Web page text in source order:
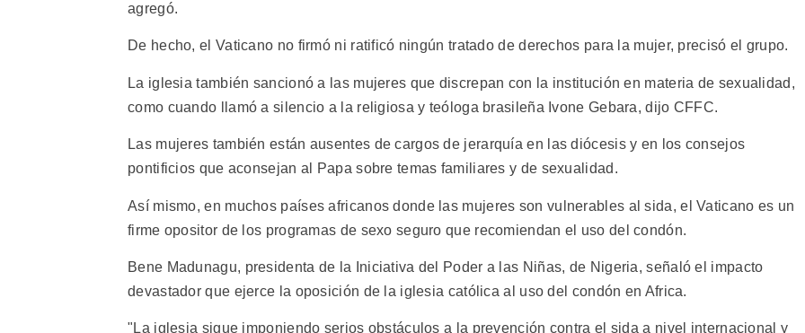
agregó.
De hecho, el Vaticano no firmó ni ratificó ningún tratado de derechos para la mujer, precisó el grupo.
La iglesia también sancionó a las mujeres que discrepan con la institución en materia de sexualidad,
como cuando llamó a silencio a la religiosa y teóloga brasileña Ivone Gebara, dijo CFFC.
Las mujeres también están ausentes de cargos de jerarquía en las diócesis y en los consejos
pontificios que aconsejan al Papa sobre temas familiares y de sexualidad.
Así mismo, en muchos países africanos donde las mujeres son vulnerables al sida, el Vaticano es un
firme opositor de los programas de sexo seguro que recomiendan el uso del condón.
Bene Madunagu, presidenta de la Iniciativa del Poder a las Niñas, de Nigeria, señaló el impacto
devastador que ejerce la oposición de la iglesia católica al uso del condón en Africa.
"La iglesia sigue imponiendo serios obstáculos a la prevención contra el sida a nivel internacional y